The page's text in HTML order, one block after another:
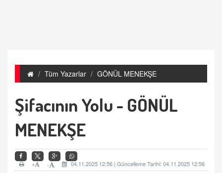
Tüm Yazarlar GÖNÜL MENEKŞE
Şifacının Yolu - GÖNÜL
MENEKŞE
04.11.2025 12:56 | Güncelleme Tarihi: 04.11.2025 12:56
-
+